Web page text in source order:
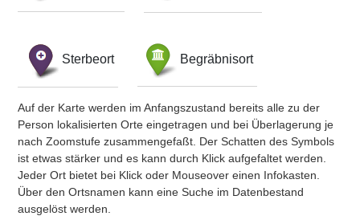
Sterbeort Begräbnisort
Auf der Karte werden im Anfangszustand bereits alle zu der
Person lokalisierten Orte eingetragen und bei Überlagerung je
nach Zoomstufe zusammengefaßt. Der Schatten des Symbols
ist etwas stärker und es kann durch Klick aufgefaltet werden.
Jeder Ort bietet bei Klick oder Mouseover einen Infokasten.
Über den Ortsnamen kann eine Suche im Datenbestand
ausgelöst werden.